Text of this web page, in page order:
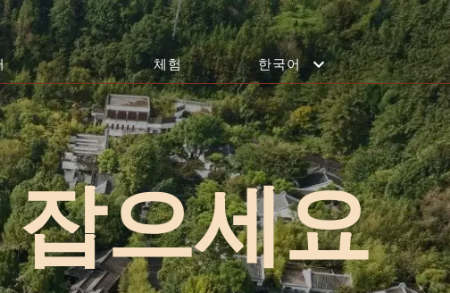
모로코
마라케시
태국
라구나 푸켓
베트남
랑코
체험 한국어
으세요